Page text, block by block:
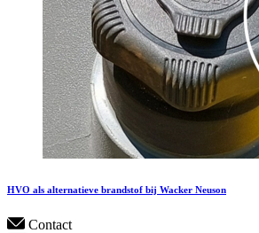
HVO als alternatieve brandstof bij Wacker Neuson
Contact